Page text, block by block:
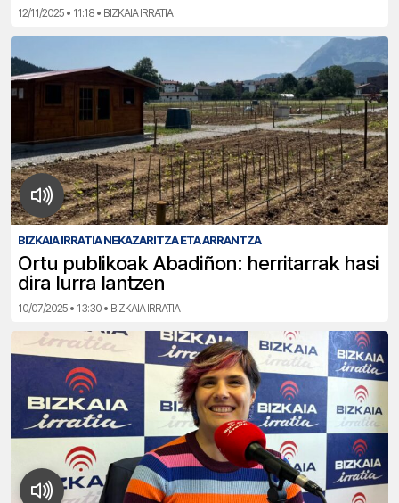
12/11/2025 • 11:18 • BIZKAIA IRRATIA
BIZKAIA IRRATIA NEKAZARITZA ETA ARRANTZA
Ortu publikoak Abadiñon: herritarrak hasi
dira lurra lantzen
10/07/2025 • 13:30 • BIZKAIA IRRATIA